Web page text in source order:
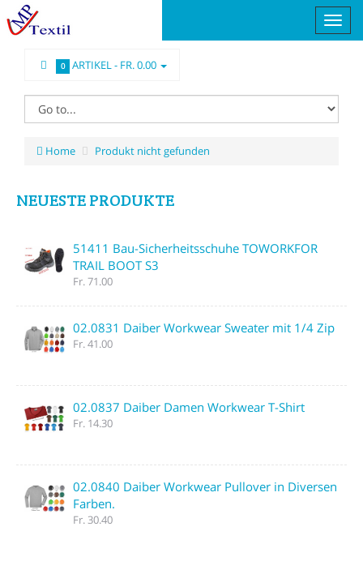
0 ARTIKEL - FR. 0.00
Home Produkt nicht gefunden
NEUESTE PRODUKTE
51411 Bau-Sicherheitsschuhe TOWORKFOR
TRAIL BOOT S3
Fr. 71.00
02.0831 Daiber Workwear Sweater mit 1/4 Zip
Fr. 41.00
02.0837 Daiber Damen Workwear T-Shirt
Fr. 14.30
02.0840 Daiber Workwear Pullover in Diversen
Farben.
Fr. 30.40